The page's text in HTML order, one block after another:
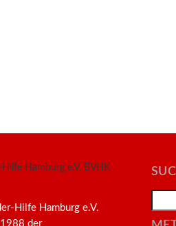
Hilfe Hamburg e.V.
der